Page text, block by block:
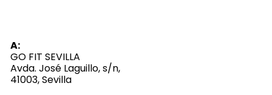
A:
GO FIT SEVILLA
Avda. José Laguillo, s/n,
41003, Sevilla